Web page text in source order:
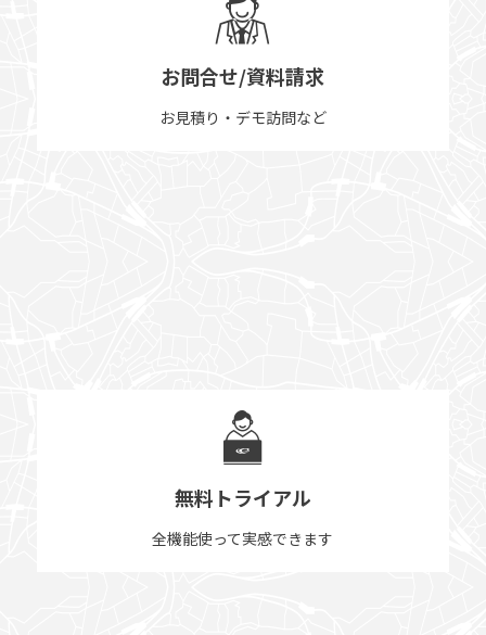
お問合せ/資料請求
お見積り・デモ訪問など
無料トライアル
全機能使って実感できます